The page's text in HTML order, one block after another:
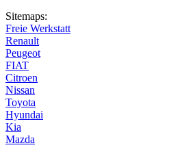
Sitemaps:
Freie Werkstatt
Renault
Peugeot
FIAT
Citroen
Nissan
Toyota
Hyundai
Kia
Mazda